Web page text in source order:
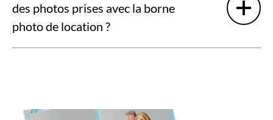
des photos prises avec la borne
photo de location ?